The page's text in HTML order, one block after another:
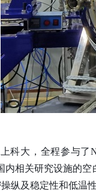
科大，全程参与了
内相关研究设施的空
纵及稳定性和低温